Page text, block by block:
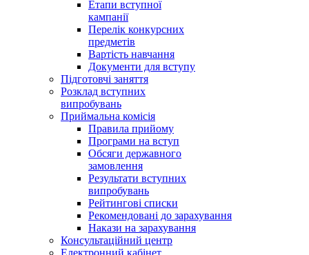
Етапи вступної
кампанії
Перелік конкурсних
предметів
Вартість навчання
Документи для вступу
Підготовчі заняття
Розклад вступних
випробувань
Приймальна комісія
Правила прийому
Програми на вступ
Обсяги державного
замовлення
Результати вступних
випробувань
Рейтингові списки
Рекомендовані до зарахування
Накази на зарахування
Консультаційний центр
Електронний кабінет